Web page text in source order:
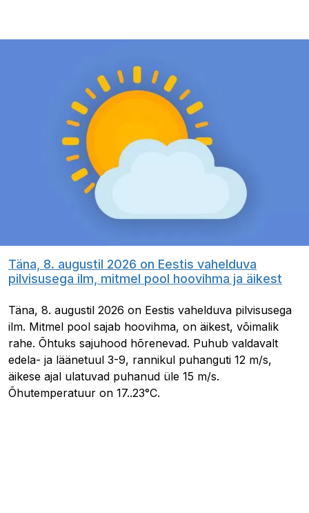
Täna, 8. augustil 2026 on Eestis vahelduva
pilvisusega ilm, mitmel pool hoovihma ja äikest
Täna, 8. augustil 2026 on Eestis vahelduva pilvisusega
ilm. Mitmel pool sajab hoovihma, on äikest, võimalik
rahe. Õhtuks sajuhood hõrenevad. Puhub valdavalt
edela- ja läänetuul 3-9, rannikul puhanguti 12 m/s,
äikese ajal ulatuvad puhanud üle 15 m/s.
Õhutemperatuur on 17..23°C.